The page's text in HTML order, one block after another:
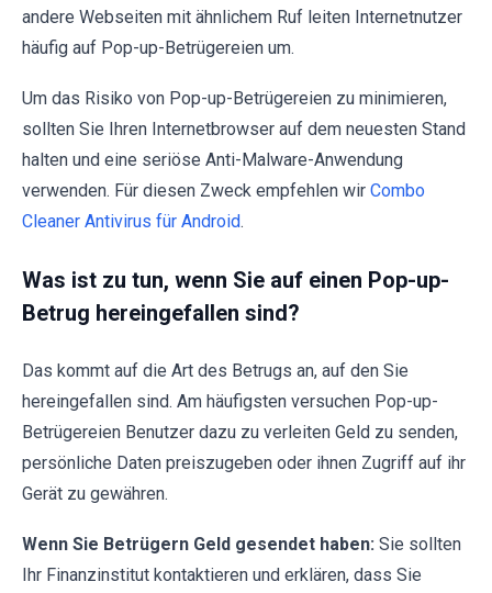
andere Webseiten mit ähnlichem Ruf leiten Internetnutzer
häufig auf Pop-up-Betrügereien um.
Um das Risiko von Pop-up-Betrügereien zu minimieren,
sollten Sie Ihren Internetbrowser auf dem neuesten Stand
halten und eine seriöse Anti-Malware-Anwendung
verwenden. Für diesen Zweck empfehlen wir Combo
Cleaner Antivirus für Android.
Was ist zu tun, wenn Sie auf einen Pop-up-
Betrug hereingefallen sind?
Das kommt auf die Art des Betrugs an, auf den Sie
hereingefallen sind. Am häufigsten versuchen Pop-up-
Betrügereien Benutzer dazu zu verleiten Geld zu senden,
persönliche Daten preiszugeben oder ihnen Zugriff auf ihr
Gerät zu gewähren.
Wenn Sie Betrügern Geld gesendet haben: Sie sollten
Ihr Finanzinstitut kontaktieren und erklären, dass Sie